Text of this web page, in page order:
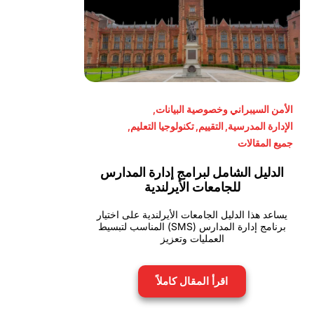
الأمن السيبراني وخصوصية البيانات,
الإدارة المدرسية,التقييم,تكنولوجيا التعليم,
جميع المقالات
الدليل الشامل لبرامج إدارة المدارس
للجامعات الأيرلندية
يساعد هذا الدليل الجامعات الأيرلندية على اختيار
برنامج إدارة المدارس (SMS) المناسب لتبسيط
العمليات وتعزيز
اقرأ المقال كاملاً